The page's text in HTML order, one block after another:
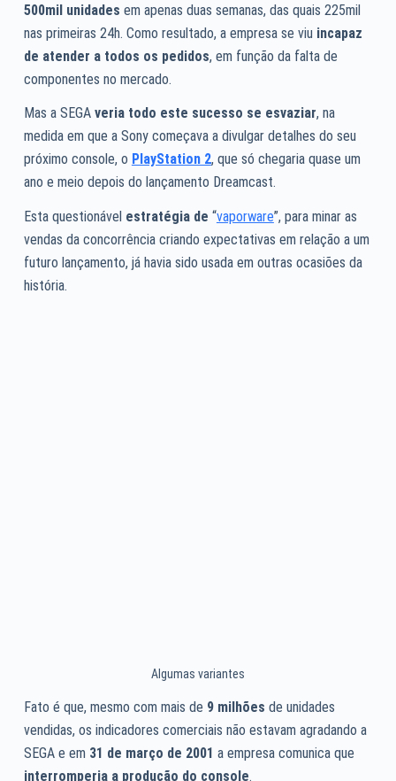
500mil unidades em apenas duas semanas, das quais 225mil
nas primeiras 24h. Como resultado, a empresa se viu incapaz
de atender a todos os pedidos, em função da falta de
componentes no mercado.
Mas a SEGA veria todo este sucesso se esvaziar, na
medida em que a Sony começava a divulgar detalhes do seu
próximo console, o PlayStation 2, que só chegaria quase um
ano e meio depois do lançamento Dreamcast.
Esta questionável estratégia de “vaporware”, para minar as
vendas da concorrência criando expectativas em relação a um
futuro lançamento, já havia sido usada em outras ocasiões da
história.
Algumas variantes
Fato é que, mesmo com mais de 9 milhões de unidades
vendidas, os indicadores comerciais não estavam agradando a
SEGA e em 31 de março de 2001 a empresa comunica que
interromperia a produção do console.